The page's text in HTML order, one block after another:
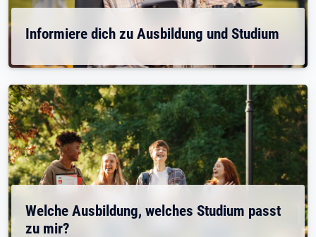
Informiere dich zu Ausbildung und Studium
Welche Ausbildung, welches Studium passt
zu mir?